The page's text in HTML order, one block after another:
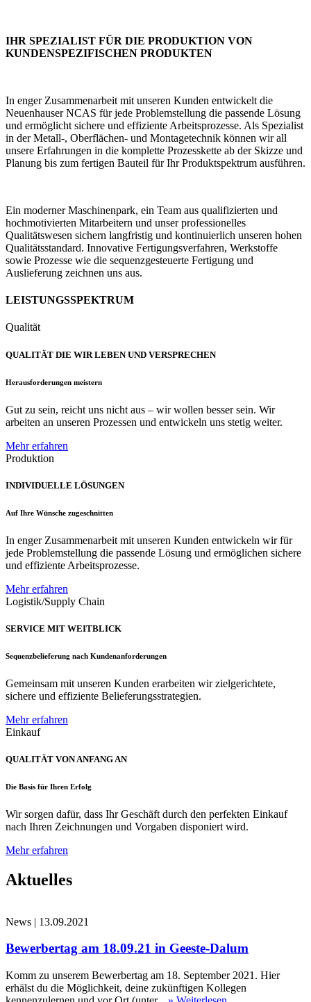
IHR SPEZIALIST FÜR DIE PRODUKTION VON
KUNDENSPEZIFISCHEN PRODUKTEN
In enger Zusammenarbeit mit unseren Kunden entwickelt die
Neuenhauser NCAS für jede Problemstellung die passende Lösung
und ermöglicht sichere und effiziente Arbeitsprozesse. Als Spezialist
in der Metall-, Oberflächen- und Montagetechnik können wir all
unsere Erfahrungen in die komplette Prozesskette ab der Skizze und
Planung bis zum fertigen Bauteil für Ihr Produktspektrum ausführen.
Ein moderner Maschinenpark, ein Team aus qualifizierten und
hochmotivierten Mitarbeitern und unser professionelles
Qualitätswesen sichern langfristig und kontinuierlich unseren hohen
Qualitätsstandard. Innovative Fertigungsverfahren, Werkstoffe
sowie Prozesse wie die sequenzgesteuerte Fertigung und
Auslieferung zeichnen uns aus.
LEISTUNGSSPEKTRUM
Qualität
QUALITÄT DIE WIR LEBEN UND VERSPRECHEN
Herausforderungen meistern
Gut zu sein, reicht uns nicht aus – wir wollen besser sein. Wir
arbeiten an unseren Prozessen und entwickeln uns stetig weiter.
Mehr erfahren
Produktion
INDIVIDUELLE LÖSUNGEN
Auf Ihre Wünsche zugeschnitten
In enger Zusammenarbeit mit unseren Kunden entwickeln wir für
jede Problemstellung die passende Lösung und ermöglichen sichere
und effiziente Arbeitsprozesse.
Mehr erfahren
Logistik/Supply Chain
SERVICE MIT WEITBLICK
Sequenzbelieferung nach Kundenanforderungen
Gemeinsam mit unseren Kunden erarbeiten wir zielgerichtete,
sichere und effiziente Belieferungsstrategien.
Mehr erfahren
Einkauf
QUALITÄT VON ANFANG AN
Die Basis für Ihren Erfolg
Wir sorgen dafür, dass Ihr Geschäft durch den perfekten Einkauf
nach Ihren Zeichnungen und Vorgaben disponiert wird.
Mehr erfahren
Aktuelles
News | 13.09.2021
Bewerbertag am 18.09.21 in Geeste-Dalum
Komm zu unserem Bewerbertag am 18. September 2021. Hier
erhälst du die Möglichkeit, deine zukünftigen Kollegen